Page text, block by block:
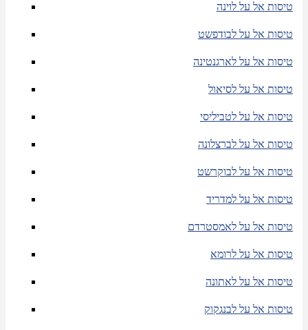
טיסות אל על לוינה
טיסות אל על לבודפשט
טיסות אל על לארגנטינה
טיסות אל על לסיאול
טיסות אל על לטביליסי
טיסות אל על לברצלונה
טיסות אל על לבוקרשט
טיסות אל על למדריד
טיסות אל על לאמסטרדם
טיסות אל על לרומא
טיסות אל על לאתונה
טיסות אל על לבנגקוק